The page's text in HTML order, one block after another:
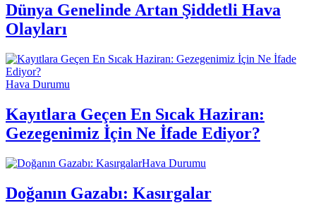
Dünya Genelinde Artan Şiddetli Hava
Olayları
Hava Durumu
Kayıtlara Geçen En Sıcak Haziran:
Gezegenimiz İçin Ne İfade Ediyor?
Hava Durumu
Doğanın Gazabı: Kasırgalar